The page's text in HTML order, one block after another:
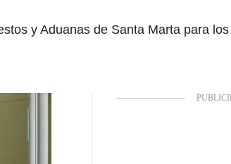
y Aduanas de Santa Marta para